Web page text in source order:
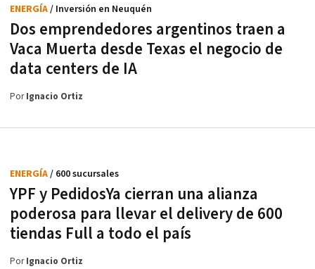
Dos emprendedores argentinos traen a
Vaca Muerta desde Texas el negocio de
data centers de IA
ENERGÍA/ Inversión en Neuquén
PorIgnacio Ortiz
YPF y PedidosYa cierran una alianza
poderosa para llevar el delivery de 600
tiendas Full a todo el país
ENERGÍA/ 600 sucursales
PorIgnacio Ortiz